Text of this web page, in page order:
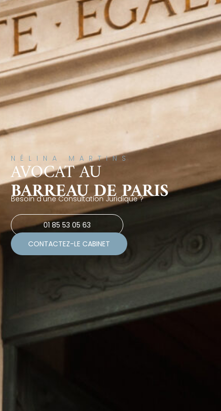
NÉLINA MARTINS
AVOCAT AU
BARREAU DE PARIS
Besoin d'une Consultation Juridique ?
01 85 53 05 63
CONTACTEZ-LE CABINET